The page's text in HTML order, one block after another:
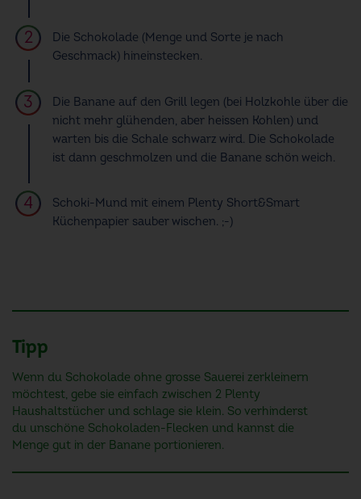
Die Schokolade (Menge und Sorte je nach
Geschmack) hineinstecken.
Die Banane auf den Grill legen (bei Holzkohle über die
nicht mehr glühenden, aber heissen Kohlen) und
warten bis die Schale schwarz wird. Die Schokolade
ist dann geschmolzen und die Banane schön weich.
Schoki-Mund mit einem Plenty Short&Smart
Küchenpapier sauber wischen. ;-)
Tipp
Wenn du Schokolade ohne grosse Sauerei zerkleinern
möchtest, gebe sie einfach zwischen 2 Plenty
Haushaltstücher und schlage sie klein. So verhinderst
du unschöne Schokoladen-Flecken und kannst die
Menge gut in der Banane portionieren.